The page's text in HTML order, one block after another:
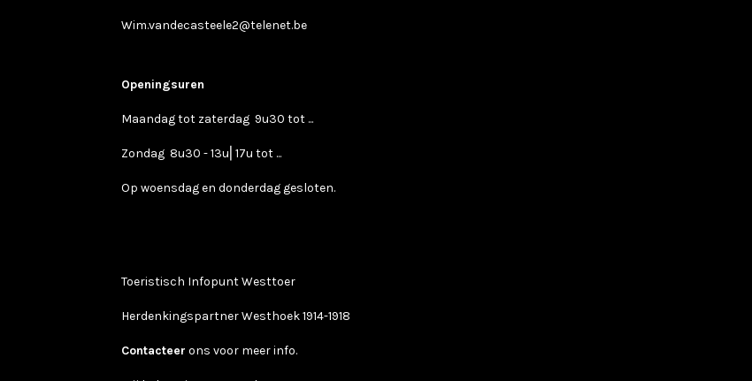
Wim.vandecasteele2@telenet.be
Openingsuren
Maandag tot zaterdag 9u30 tot ...
Zondag 8u30 - 13u⎢17u tot ...
Op woensdag en donderdag gesloten.
Toeristisch Infopunt Westtoer
Herdenkingspartner Westhoek 1914-1918
Contacteer ons voor meer info.